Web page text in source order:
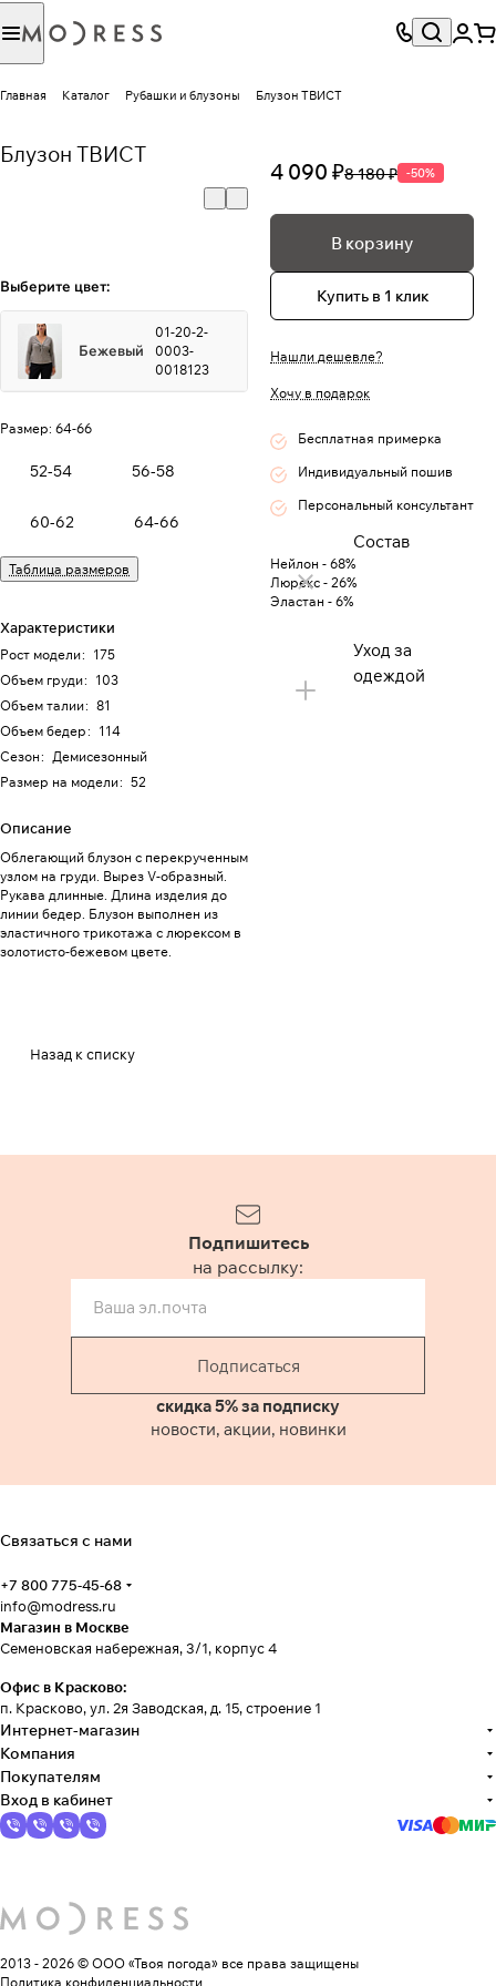
Главная Каталог Рубашки и блузоны Блузон ТВИСТ
Блузон ТВИСТ
Выберите цвет:
Бежевый
01-20-2-
0003-
0018123
Размер: 64-66
52-54 56-58
60-62 64-66
Таблица размеров
Характеристики
Рост модели: 175
Объем груди: 103
Объем талии: 81
Объем бедер: 114
Сезон: Демисезонный
Размер на модели: 52
Описание
Облегающий блузон с перекрученным
узлом на груди. Вырез V-образный.
Рукава длинные. Длина изделия до
линии бедер. Блузон выполнен из
эластичного трикотажа с люрексом в
золотисто-бежевом цвете.
4 090 ₽8 180 ₽ -50%
В корзину
Купить в 1 клик
Нашли дешевле?
Хочу в подарок
Бесплатная примерка
Индивидуальный пошив
Персональный консультант
Состав
Нейлон - 68%
Люрекс - 26%
Эластан - 6%
Уход за
одеждой
Назад к списку
Подпишитесь
на рассылку:
Подписаться
скидка 5% за подписку
новости, акции, новинки
Связаться с нами
+7 800 775-45-68
info@modress.ru
Магазин в Москве
Семеновская набережная, 3/1, корпус 4
Офис в Красково:
п. Красково, ул. 2я Заводская, д. 15, строение 1
Интернет-магазин
Компания
Покупателям
Вход в кабинет
2013 - 2026 © ООО «Твоя погода» все права защищены
Политика конфиденциальности